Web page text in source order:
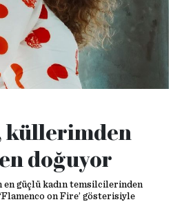
küllerimden
doğuyor
en güçlü kadın temsilcilerinden
on Fire’ gösterisiyle